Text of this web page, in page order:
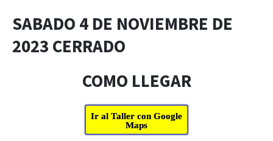
SABADO 4 DE NOVIEMBRE DE
2023 CERRADO
COMO LLEGAR
Ir al Taller con Google
Maps